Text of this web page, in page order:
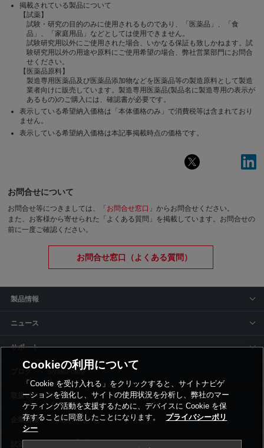
掲載されている製品について
【試薬】
試験・研究の目的のみに使用されるものであり、「医薬品」、「食
品」、「家庭用品」などとしては使用できません。
試験研究用以外にご使用された場合、いかなる保証も致しかねます。試
験研究用以外の用途や原料にご使用希望の場合、弊社営業部門にお問合
せください。
【医薬品原料】
製造専用医薬品及び医薬品添加物などを医薬品等の製造原料として製造
業者向けに販売しています。製造専用医薬品(製品名に製造専用の表示が
あるもの)のご購入には、確認書が必要です。
表示している希望納入価格は「本体価格のみ」で消費税等は含まれており
ません。
表示している希望納入価格は本記事掲載時点の価格です。
お問合せについて
お問合せ等につきましては、「 お問合せ窓口 」からお問合せください。
また、お客様から寄せられた「よくある質問」を掲載しています。お問合せの
前に一度ご確認ください。
お問合せ窓口（よくある質問）
製品情報
ニュース
サポート
siyaku-blog
取扱いメーカー
事業所一覧
Cookieの利用について
「Cookie を受け入れる」をクリックすると、サイトナビゲ
ーションを強化し、サイトの使用状況を分析し、弊社のマー
ケティング活動を支援するために、デバイスに Cookie を保
存することに同意したことになります。
プライバシーポリ
シー